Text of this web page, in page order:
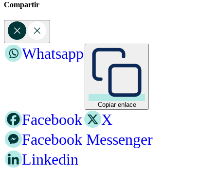
Compartir
Copiar enlace
Whatsapp
Facebook
X
Facebook Messenger
Linkedin